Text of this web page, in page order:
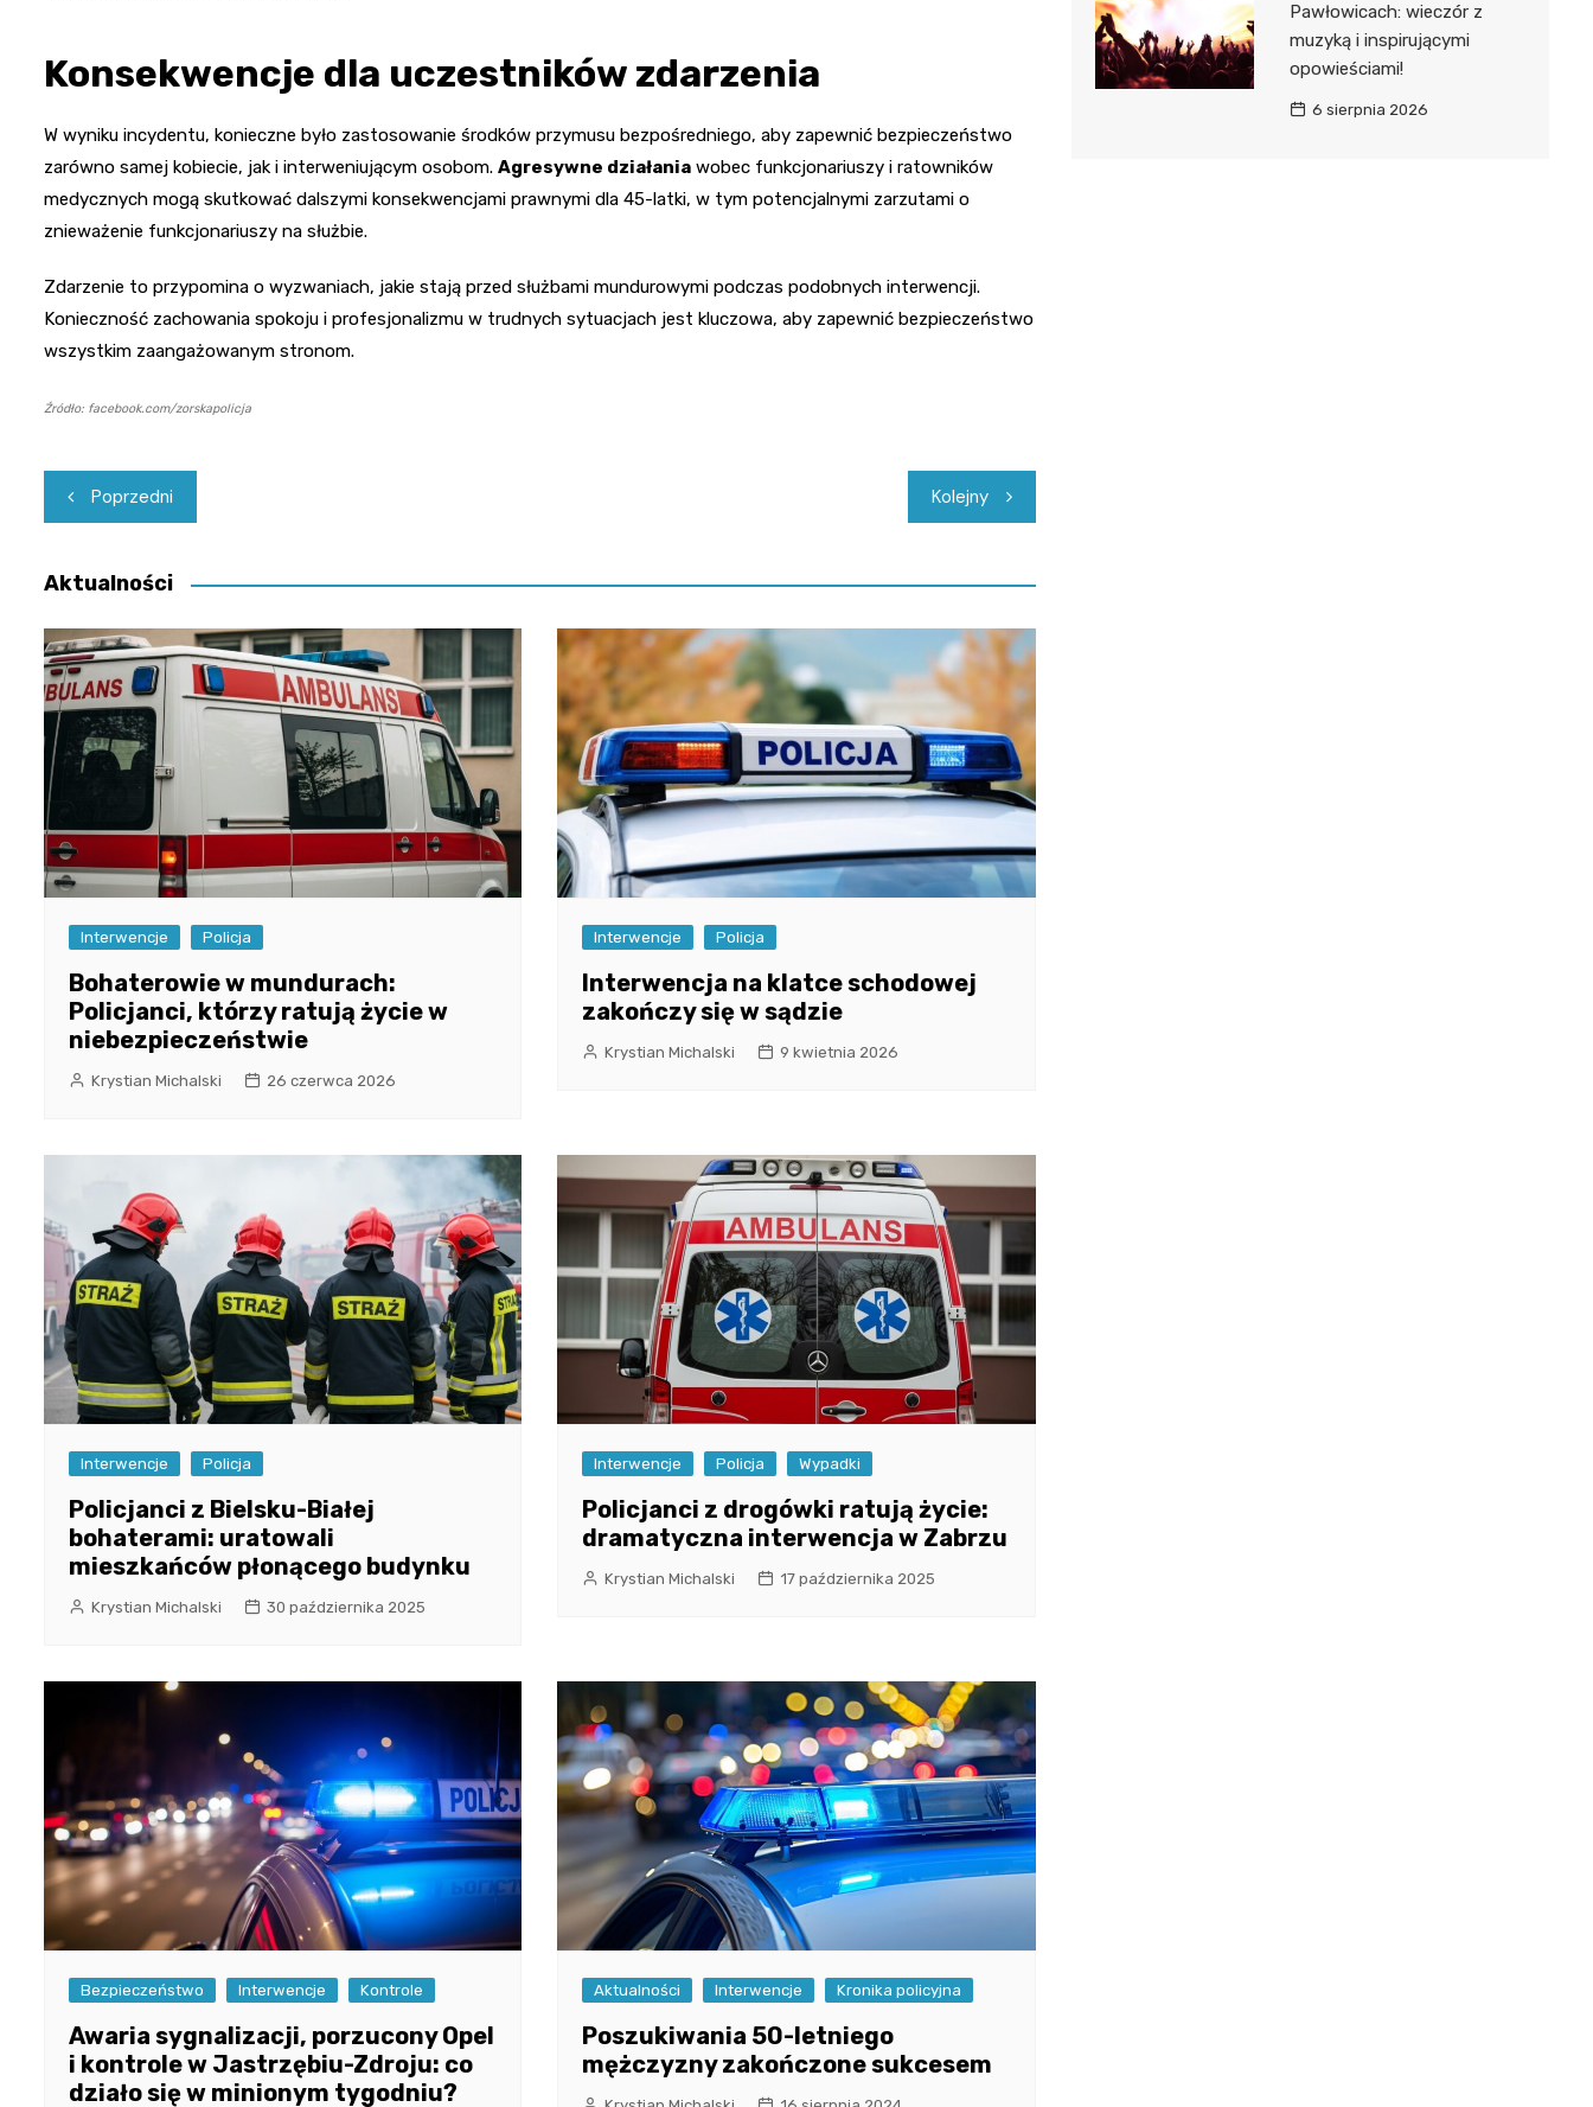
Konsekwencje dla uczestników zdarzenia
W wyniku incydentu, konieczne było zastosowanie środków przymusu bezpośredniego, aby zapewnić bezpieczeństwo
zarówno samej kobiecie, jak i interweniującym osobom. Agresywne działania wobec funkcjonariuszy i ratowników
medycznych mogą skutkować dalszymi konsekwencjami prawnymi dla 45-latki, w tym potencjalnymi zarzutami o
znieważenie funkcjonariuszy na służbie.
Zdarzenie to przypomina o wyzwaniach, jakie stają przed służbami mundurowymi podczas podobnych interwencji.
Konieczność zachowania spokoju i profesjonalizmu w trudnych sytuacjach jest kluczowa, aby zapewnić bezpieczeństwo
wszystkim zaangażowanym stronom.
Źródło: facebook.com/zorskapolicja
Nawigacja
wpisu
Poprzedni Kolejny
Aktualności
Interwencje Policja
Bohaterowie w mundurach:
Policjanci, którzy ratują życie w
niebezpieczeństwie
Krystian Michalski 26 czerwca 2026
Interwencje Policja
Interwencja na klatce schodowej
zakończy się w sądzie
Krystian Michalski 9 kwietnia 2026
Interwencje Policja
Policjanci z Bielsku-Białej
bohaterami: uratowali
mieszkańców płonącego budynku
Krystian Michalski 30 października 2025
Interwencje Policja Wypadki
Policjanci z drogówki ratują życie:
dramatyczna interwencja w Zabrzu
Krystian Michalski 17 października 2025
Bezpieczeństwo Interwencje Kontrole
Awaria sygnalizacji, porzucony Opel
i kontrole w Jastrzębiu-Zdroju: co
działo się w minionym tygodniu?
Aktualności Interwencje Kronika policyjna
Poszukiwania 50-letniego
mężczyzny zakończone sukcesem
Pawłowicach: wieczór z
muzyką i inspirującymi
opowieściami!
6 sierpnia 2026